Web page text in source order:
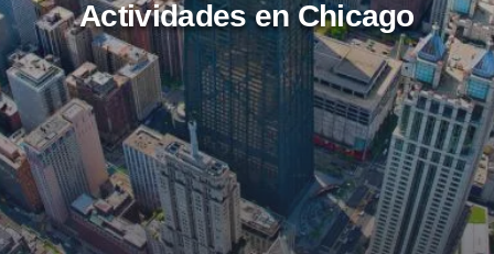
Actividades en Chicago